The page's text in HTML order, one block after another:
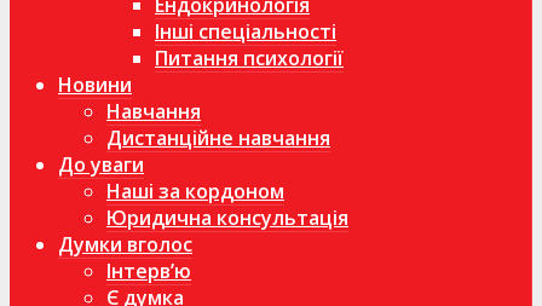
Інші спеціальності
Питання психології
Новини
Навчання
Дистанційне навчання
До уваги
Наші за кордоном
Юридична консультація
Думки вголос
Інтерв’ю
Є думка